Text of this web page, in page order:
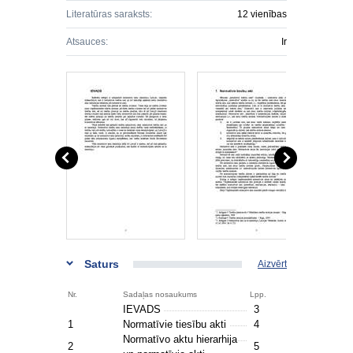
Literatūras saraksts: 12 vienības
Atsauces: Ir
Saturs Aizvērt
Nr. Sadaļas nosaukums Lpp.
IEVADS
3
1
Normatīvie tiesību akti
4
2
Normatīvo aktu hierarhija
5